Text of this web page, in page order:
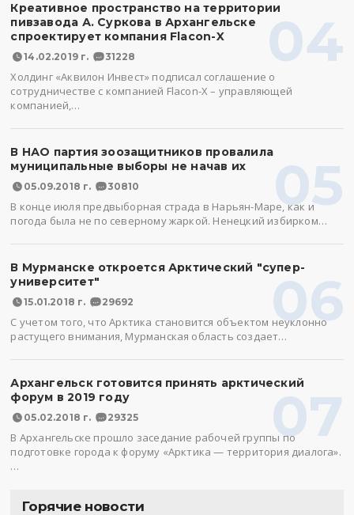
04
Креативное пространство на территории
пивзавода А. Суркова в Архангельске
спроектирует компания Flacon-X
14.02.2019 г. 31228
Холдинг «Аквилон Инвест» подписал соглашение о
сотрудничестве с компанией Flacon-X – управляющей
компанией,…
05
В НАО партия зоозащитников провалила
муниципальные выборы не начав их
05.09.2018 г. 30810
В конце июля предвыборная страда в Нарьян-Маре, как и
погода была не по северному жаркой. Ненецкий избирком…
06
В Мурманске откроется Арктический "супер-
университет"
15.01.2018 г. 29692
С учетом того, что Арктика становится объектом неуклонно
растущего внимания, Мурманская область создает…
07
Архангельск готовится принять арктический
форум в 2019 году
05.02.2018 г. 29325
В Архангельске прошло заседание рабочей группы по
подготовке города к форуму «Арктика — территория диалога».
…
Горячие новости